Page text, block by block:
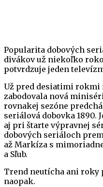
Popularita dobových
divákov už niekoľko
potvrdzuje jeden
Už pred desiatimi rokmi
zabodovala nová
rovnakej sezóne
seriálová dobovka 1890.
aj pri štarte výpravnej
dobových seriáloch
až Markíza s
a Sľub.
Trend neutícha ani roky
naopak.